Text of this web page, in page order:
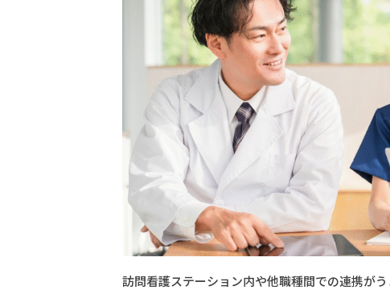
まとめ：訪問看護の組織づくりで現場を
訪問看護ステーション内や他職種間での連携が